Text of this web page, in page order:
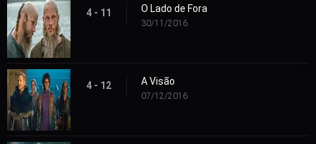
4 - 11 O Lado de Fora
30/11/2016
4 - 12 A Visão
07/12/2016